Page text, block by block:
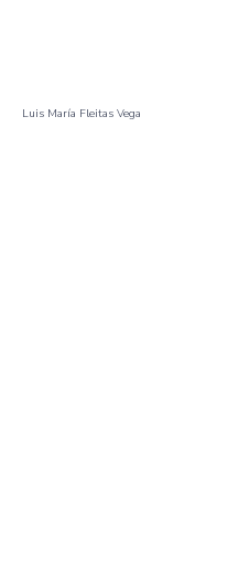
Luis María Fleitas Vega